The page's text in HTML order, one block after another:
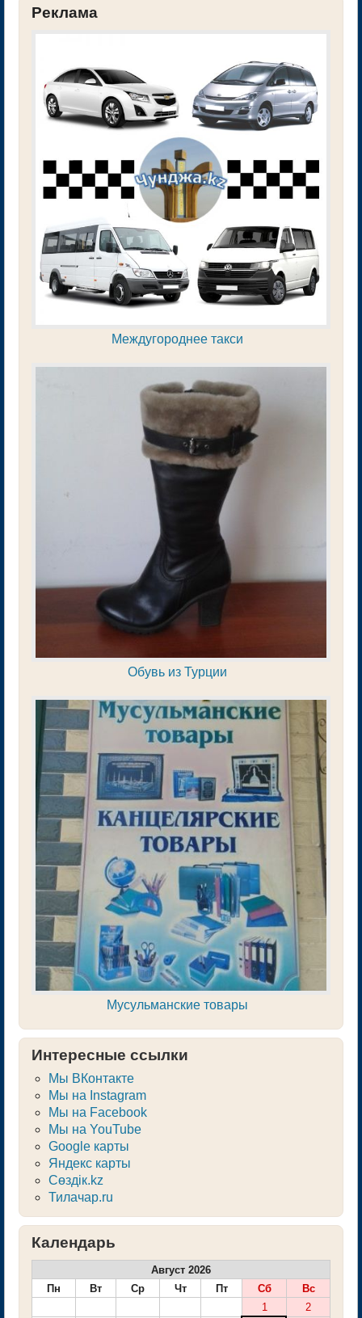
Реклама
Междугороднее такси
Обувь из Турции
Мусульманские товары
Интересные ссылки
Мы ВКонтакте
Мы на Instagram
Мы на Facebook
Мы на YouTube
Google карты
Яндекс карты
Сөздік.kz
Тилачар.ru
Календарь
Август 2026
Пн
Вт Ср Чт Пт Сб
Вс
1
2